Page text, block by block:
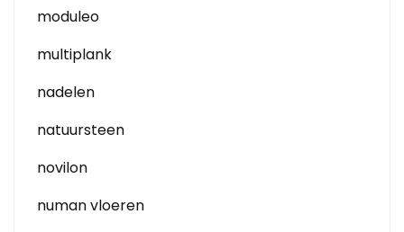
moduleo
multiplank
nadelen
natuursteen
novilon
numan vloeren